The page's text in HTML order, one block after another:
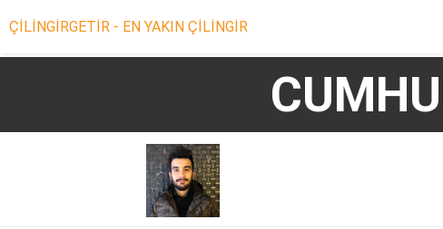
ÇİLİNGİRGETİR - EN YAKIN ÇİLİNGİR